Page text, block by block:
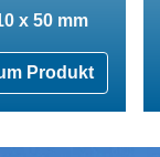
x 50 mm
Produkt